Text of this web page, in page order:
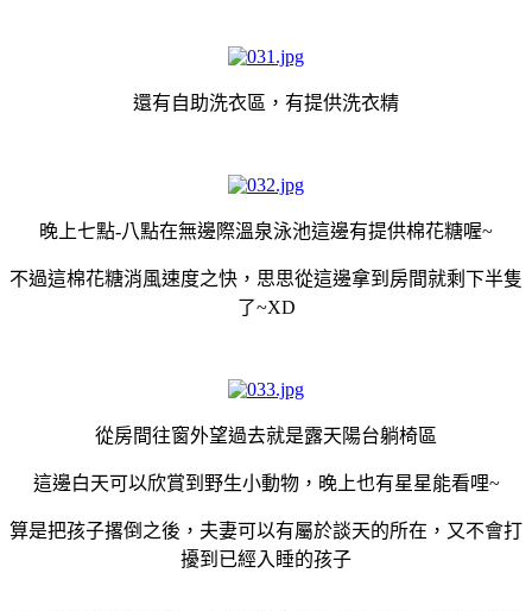
還有自助洗衣區，有提供洗衣精
晚上七點-八點在無邊際溫泉泳池這邊有提供棉花糖喔~
不過這棉花糖消風速度之快，思思從這邊拿到房間就剩下半隻
了~XD
從房間往窗外望過去就是露天陽台躺椅區
這邊白天可以欣賞到野生小動物，晚上也有星星能看哩~
算是把孩子撂倒之後，夫妻可以有屬於談天的所在，又不會打
擾到已經入睡的孩子